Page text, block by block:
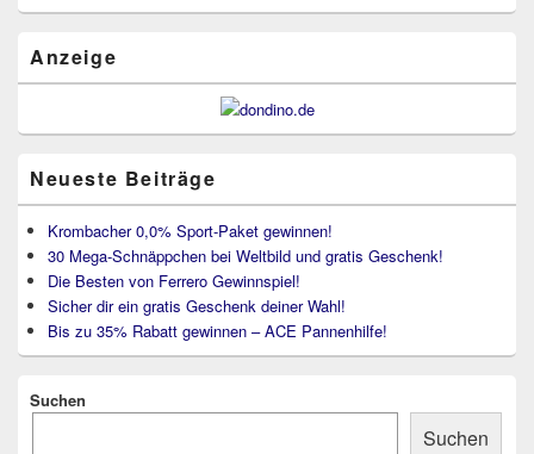
Anzeige
Neueste Beiträge
Krombacher 0,0% Sport-Paket gewinnen!
30 Mega-Schnäppchen bei Weltbild und gratis Geschenk!
Die Besten von Ferrero Gewinnspiel!
Sicher dir ein gratis Geschenk deiner Wahl!
Bis zu 35% Rabatt gewinnen – ACE Pannenhilfe!
Suchen
Suchen